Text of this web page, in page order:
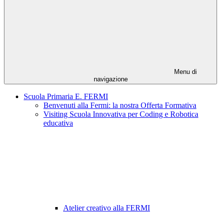
Menu di
navigazione
Scuola Primaria E. FERMI
Benvenuti alla Fermi: la nostra Offerta Formativa
Visiting Scuola Innovativa per Coding e Robotica
educativa
Atelier creativo alla FERMI